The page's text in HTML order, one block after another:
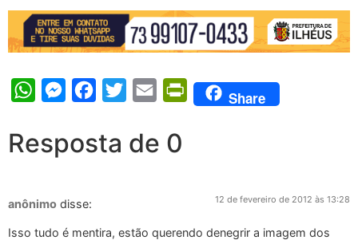
WhatsAppMessengerFacebook
Twitter Email PrintFriendly
Share
Resposta de 0
anônimo disse: 12 de fevereiro de 2012 às 13:28
Isso tudo é mentira, estão querendo denegrir a imagem dos